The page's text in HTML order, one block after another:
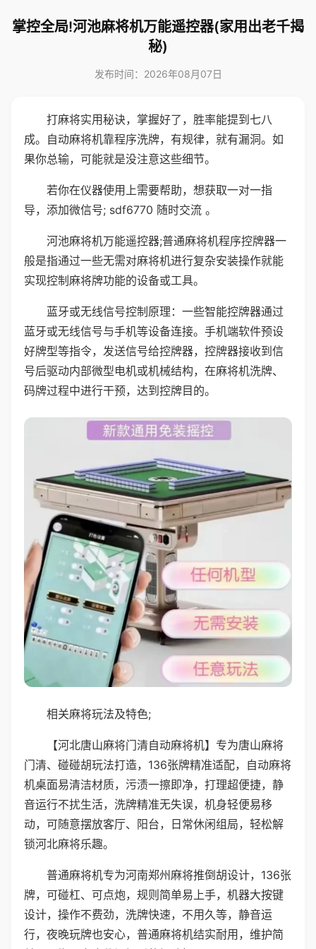
掌控全局!河池麻将机万能遥控器(家用出老千揭
秘)
发布时间：2026年08月07日
打麻将实用秘诀，掌握好了，胜率能提到七八
成。自动麻将机靠程序洗牌，有规律，就有漏洞。如
果你总输，可能就是没注意这些细节。
若你在仪器使用上需要帮助，想获取一对一指
导，添加微信号; sdf6770 随时交流 。
河池麻将机万能遥控器;普通麻将机程序控牌器一
般是指通过一些无需对麻将机进行复杂安装操作就能
实现控制麻将牌功能的设备或工具。
蓝牙或无线信号控制原理：一些智能控牌器通过
蓝牙或无线信号与手机等设备连接。手机端软件预设
好牌型等指令，发送信号给控牌器，控牌器接收到信
号后驱动内部微型电机或机械结构，在麻将机洗牌、
码牌过程中进行干预，达到控牌目的。
相关麻将玩法及特色;
【河北唐山麻将门清自动麻将机】专为唐山麻将
门清、碰碰胡玩法打造，136张牌精准适配，自动麻将
机桌面易清洁材质，污渍一擦即净，打理超便捷，静
音运行不扰生活，洗牌精准无失误，机身轻便易移
动，可随意摆放客厅、阳台，日常休闲组局，轻松解
锁河北麻将乐趣。
普通麻将机专为河南郑州麻将推倒胡设计，136张
牌，可碰杠、可点炮，规则简单易上手，机器大按键
设计，操作不费劲，洗牌快速，不用久等，静音运
行，夜晚玩牌也安心，普通麻将机结实耐用，维护简